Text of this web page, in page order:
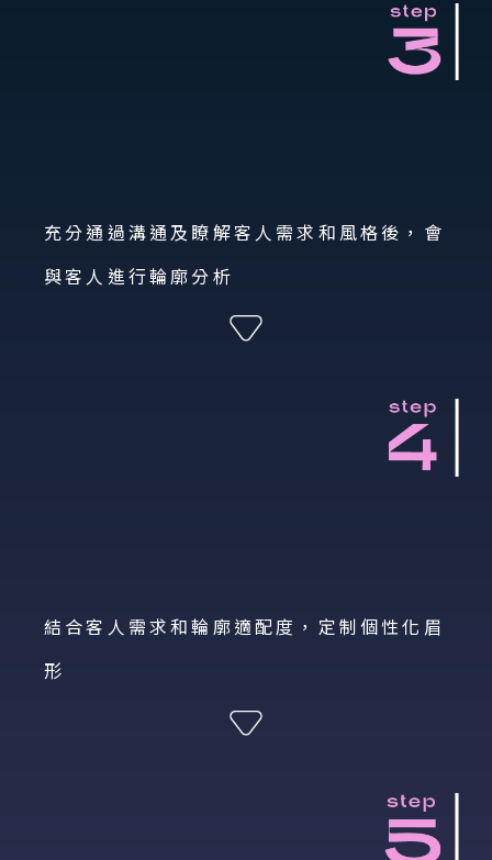
充分通過溝通及瞭解客人需求和風格後，會
與客人進行輪廓分析
結合客人需求和輪廓適配度，定制個性化眉
形